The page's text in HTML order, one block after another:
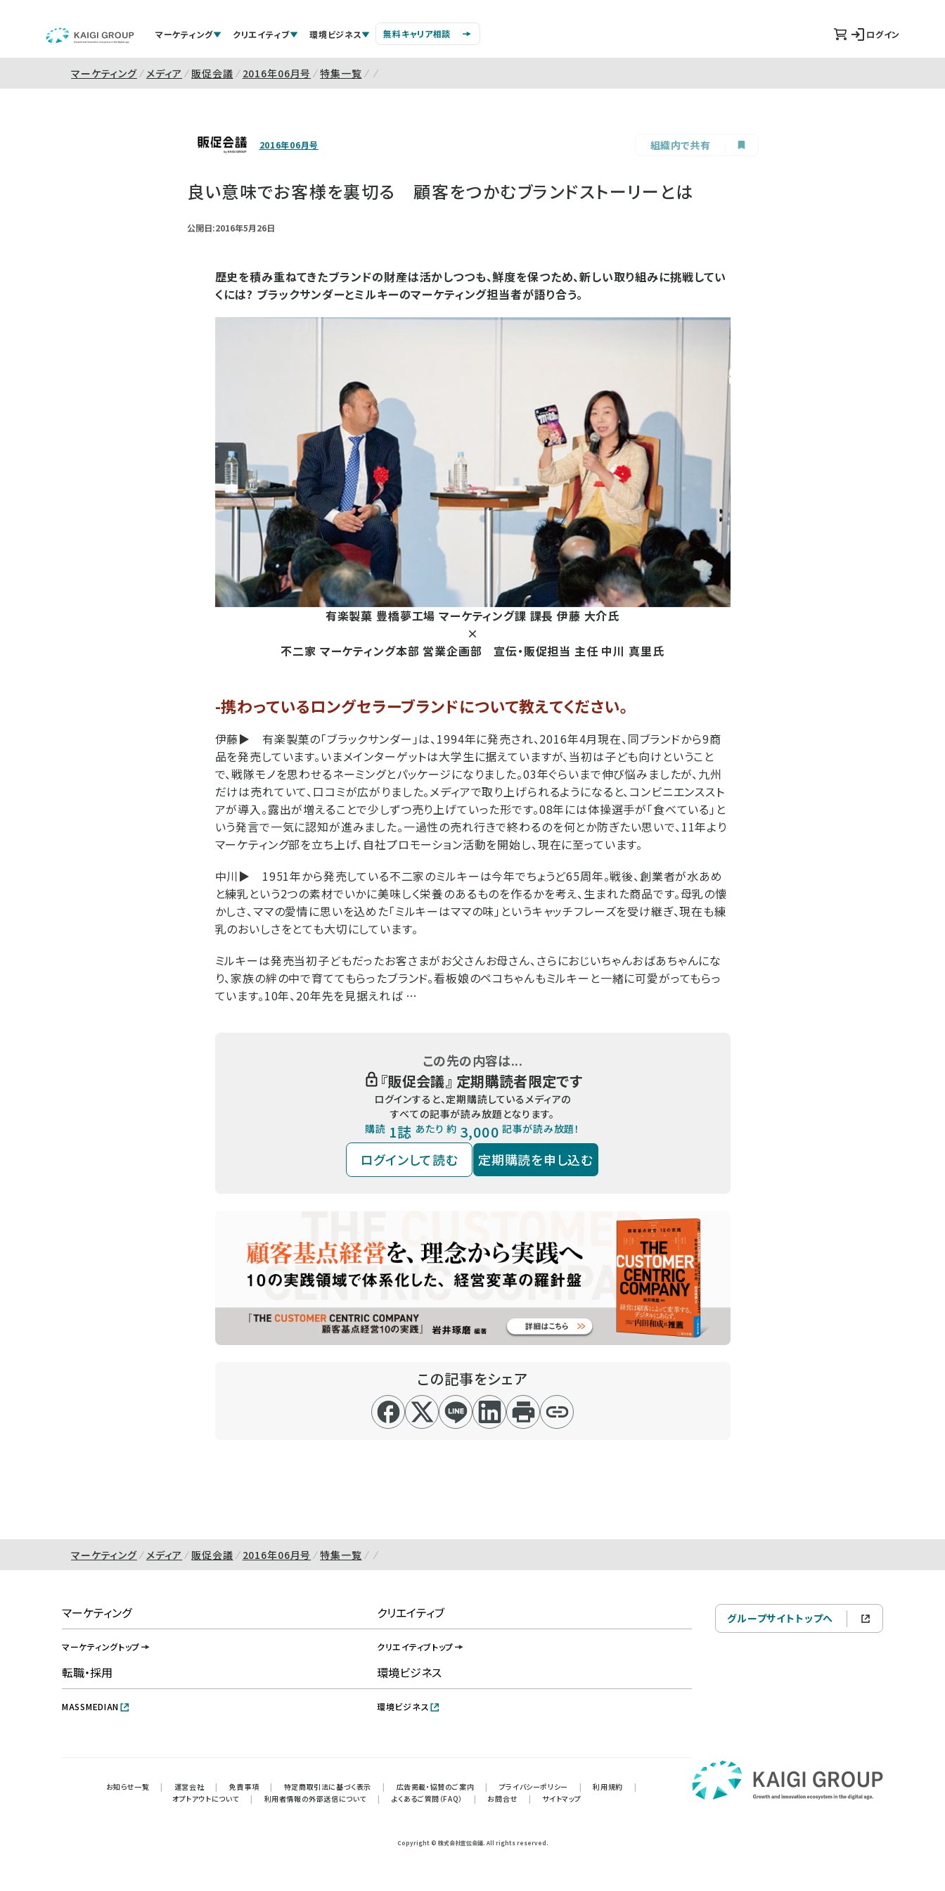
マーケティング クリエイティブ 環境ビジネス 無料キャリア相談 ログイン
マーケティング メディア 販促会議 2016年06月号 特集一覧
2016年06月号 組織内で共有
良い意味でお客様を裏切る 顧客をつかむブランドストーリーとは
公開日:2016年5月26日
歴史を積み重ねてきたブランドの財産は活かしつつも、鮮度を保つため、新しい取り組みに挑戦してい
くには? ブラックサンダーとミルキーのマーケティング担当者が語り合う。
有楽製菓 豊橋夢工場 マーケティング課 課長 伊藤 大介氏
×
不二家 マーケティング本部 営業企画部 宣伝・販促担当 主任 中川 真里氏
-携わっているロングセラーブランドについて教えてください。
伊藤▶ 有楽製菓の「ブラックサンダー」は、1994年に発売され、2016年4月現在、同ブランドから9商
品を発売しています。いまメインターゲットは大学生に据えていますが、当初は子ども向けということ
で、戦隊モノを思わせるネーミングとパッケージになりました。03年ぐらいまで伸び悩みましたが、九州
だけは売れていて、口コミが広がりました。メディアで取り上げられるようになると、コンビニエンススト
アが導入。露出が増えることで少しずつ売り上げていった形です。08年には体操選手が「食べている」と
いう発言で一気に認知が進みました。一過性の売れ行きで終わるのを何とか防ぎたい思いで、11年より
マーケティング部を立ち上げ、自社プロモーション活動を開始し、現在に至っています。
中川▶ 1951年から発売している不二家のミルキーは今年でちょうど65周年。戦後、創業者が水あめ
と練乳という2つの素材でいかに美味しく栄養のあるものを作るかを考え、生まれた商品です。母乳の懐
かしさ、ママの愛情に思いを込めた「ミルキーはママの味」というキャッチフレーズを受け継ぎ、現在も練
乳のおいしさをとても大切にしています。
ミルキーは発売当初子どもだったお客さまがお父さんお母さん、さらにおじいちゃんおばあちゃんにな
り、家族の絆の中で育ててもらったブランド。看板娘のペコちゃんもミルキーと一緒に可愛がってもらっ
ています。10年、20年先を見据えれば …
この先の内容は...
『販促会議』 定期購読者限定です
ログインすると、定期購読しているメディアの
すべての記事が読み放題となります。
購読 1誌 あたり 約 3,000 記事が読み放題！
ログインして読む 定期購読を申し込む
この記事をシェア
マーケティング メディア 販促会議 2016年06月号 特集一覧
マーケティング
マーケティングトップ
クリエイティブ
クリエイティブトップ
転職・採用
MASSMEDIAN
環境ビジネス
環境ビジネス
お知らせ一覧 | 運営会社 | 免責事項 | 特定商取引法に基づく表示 | 広告掲載・協賛のご案内 | プライバシーポリシー | 利用規約
|
オプトアウトについて
| 利用者情報の外部送信について | よくあるご質問（FAQ） | お問合せ | サイトマップ
グループサイトトップへ
Copyright © 株式会社宣伝会議. All rights reserved.